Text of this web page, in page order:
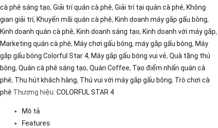
cà phê sáng tạo, Giải trí quán cà phê, Giải trí tại quán cà phê, Không
gian giải trí, Khuyến mãi quán cà phê, Kinh doanh máy gắp gấu bông,
Kinh doanh quán cà phê, Kinh doanh sáng tạo, Kinh doanh với máy gắp,
Marketing quán cà phê, Máy chơi gấu bông, máy gắp gấu bông, Máy
gắp gấu bông Colorful Star 4, Máy gắp gấu bông vui vẻ, Quà tặng thú
bông, Quán cà phê sáng tạo, Quán Coffee, Tạo điểm nhấn quán cà
phê, Thu hút khách hàng, Thú vui với máy gắp gấu bông, Trò chơi cà
phê Thương hiệu: COLORFUL STAR 4
Mô tả
Features